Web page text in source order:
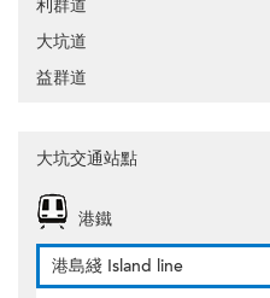
利群道
大坑道
益群道
大坑交通站點
港鐵
港島綫 Island line